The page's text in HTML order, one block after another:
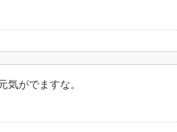
気がでますな。